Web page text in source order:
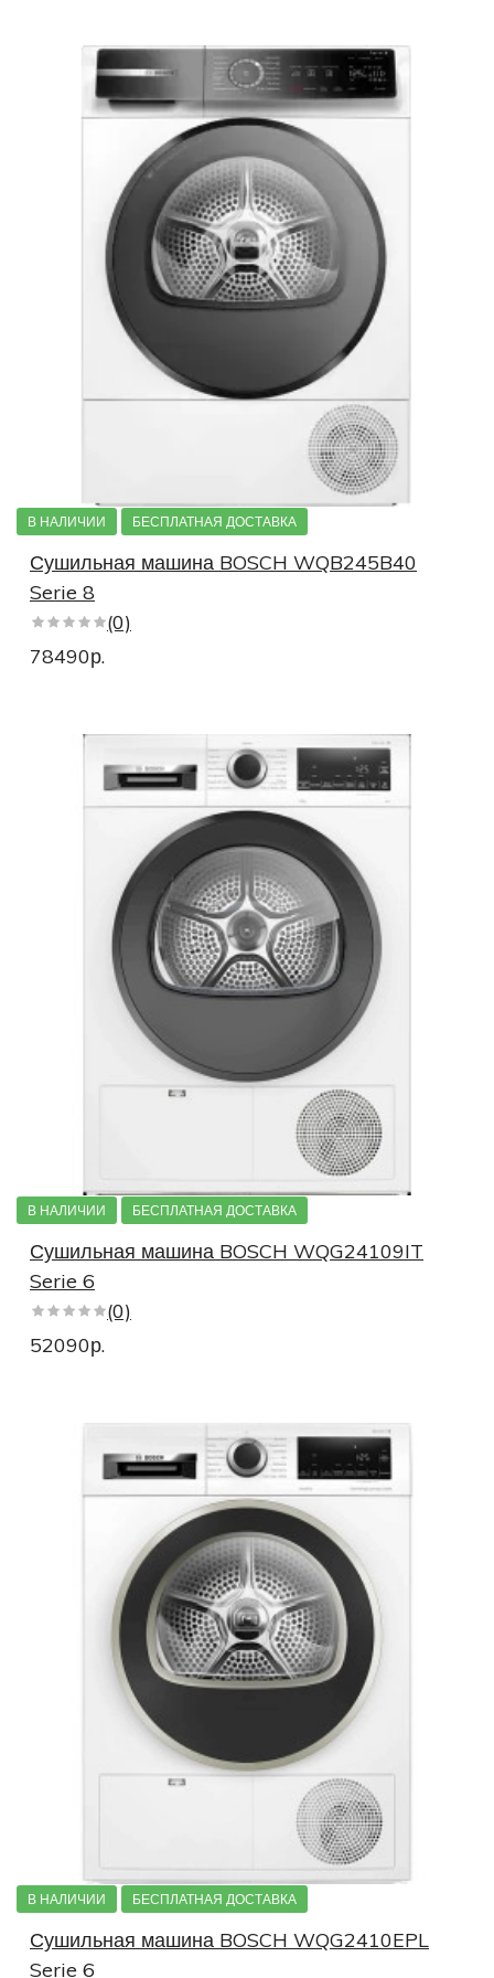
В НАЛИЧИИ БЕСПЛАТНАЯ ДОСТАВКА
Сушильная машина BOSCH WQB245B40
Serie 8
(0)
78490р.
В НАЛИЧИИ БЕСПЛАТНАЯ ДОСТАВКА
Сушильная машина BOSCH WQG24109IT
Serie 6
(0)
52090р.
В НАЛИЧИИ БЕСПЛАТНАЯ ДОСТАВКА
Сушильная машина BOSCH WQG2410EPL
Serie 6